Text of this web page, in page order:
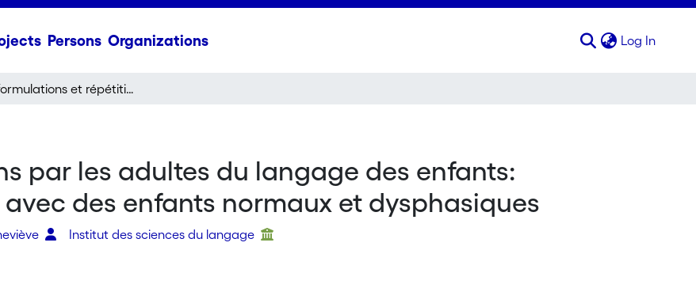
Persons Organizations Log In
Reformulations et répétitions par les adultes du langage des enfants: comparaison de dialogues avec des enfants normaux et dysphasiques
par les adultes du langage des enfants:
des enfants normaux et dysphasiques
Institut des sciences du langage